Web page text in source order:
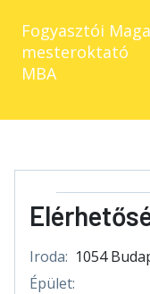
Fogyasztói
mesteroktató
MBA
Iroda: 1054
Épület: